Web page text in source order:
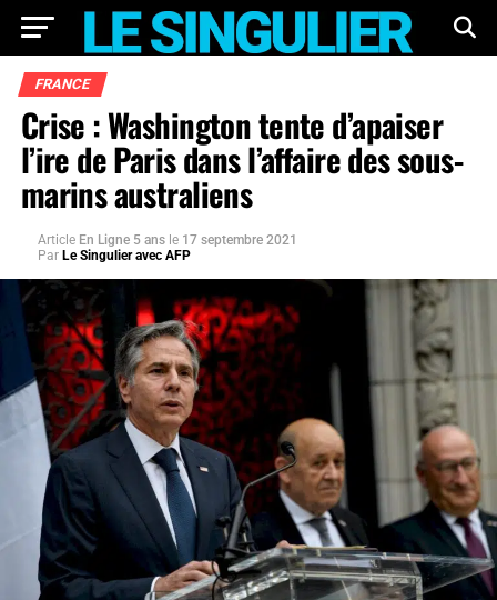
FRANCE
Crise : Washington tente d’apaiser
l’ire de Paris dans l’affaire des sous-
marins australiens
Article En Ligne 5 ans le 17 septembre 2021
Par Le Singulier avec AFP